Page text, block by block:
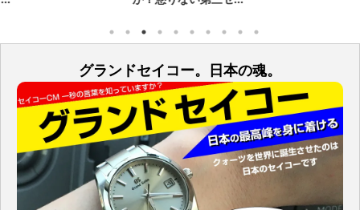
グランドセイコー。日本の魂。